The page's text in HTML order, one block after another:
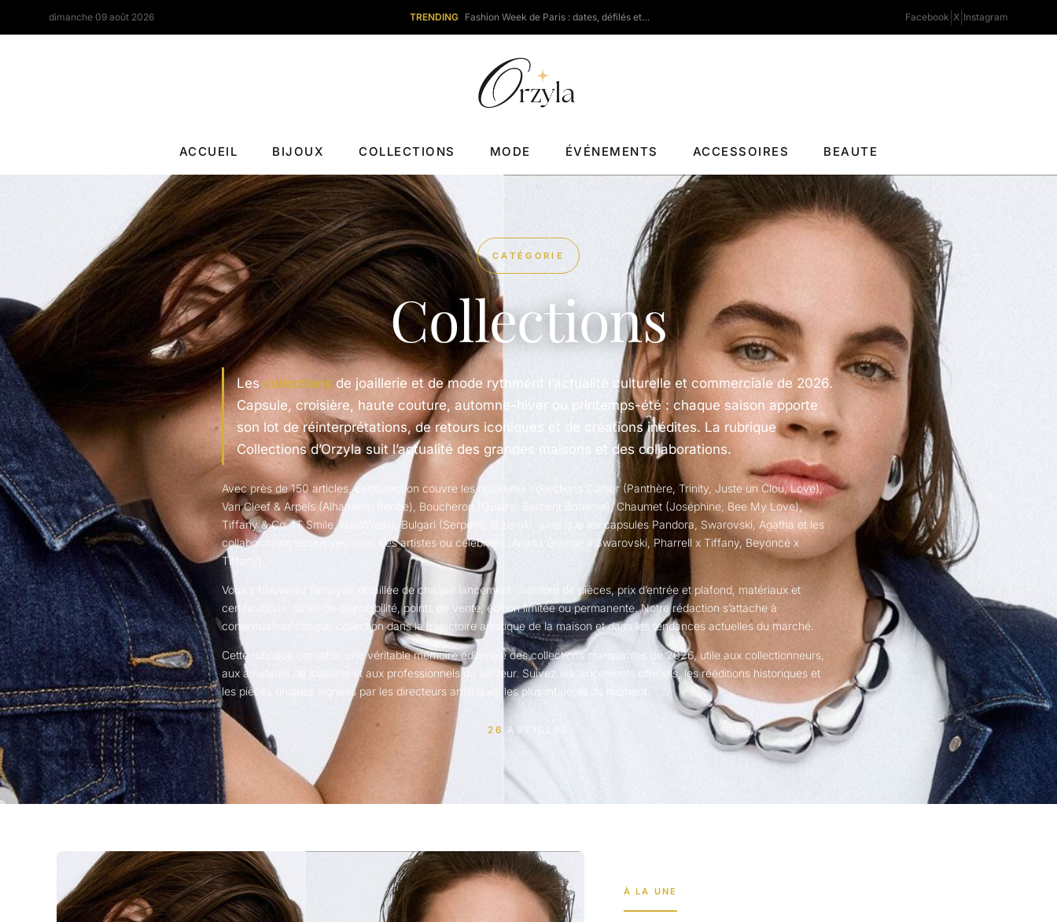
dimanche 09 août 2026 TRENDING Fashion Week de Paris : dates, défilés et… Facebook X Instagram
ACCUEIL BIJOUX COLLECTIONS MODE ÉVÉNEMENTS ACCESSOIRES BEAUTE
CATÉGORIE
Collections
Les collections de joaillerie et de mode rythment l’actualité culturelle et commerciale de 2026.
Capsule, croisière, haute couture, automne-hiver ou printemps-été : chaque saison apporte
son lot de réinterprétations, de retours iconiques et de créations inédites. La rubrique
Collections d’Orzyla suit l’actualité des grandes maisons et des collaborations.
Avec près de 150 articles, cette section couvre les nouvelles collections Cartier (Panthère, Trinity, Juste un Clou, Love),
Van Cleef & Arpels (Alhambra, Perlée), Boucheron (Quatre, Serpent Bohème), Chaumet (Joséphine, Bee My Love),
Tiffany & Co. (T Smile, HardWear), Bulgari (Serpenti, B.zero1), ainsi que les capsules Pandora, Swarovski, Agatha et les
collaborations exclusives avec des artistes ou célébrités (Ariana Grande x Swarovski, Pharrell x Tiffany, Beyoncé x
Tiffany).
Vous y trouverez l’analyse détaillée de chaque lancement : nombre de pièces, prix d’entrée et plafond, matériaux et
certifications, dates de disponibilité, points de vente, édition limitée ou permanente. Notre rédaction s’attache à
contextualiser chaque collection dans la trajectoire artistique de la maison et dans les tendances actuelles du marché.
Cette rubrique constitue une véritable mémoire éditoriale des collections marquantes de 2026, utile aux collectionneurs,
aux amateurs de joaillerie et aux professionnels du secteur. Suivez les lancements officiels, les rééditions historiques et
les pièces uniques signées par les directeurs artistiques les plus influents du moment.
26 ARTICLES
À LA UNE